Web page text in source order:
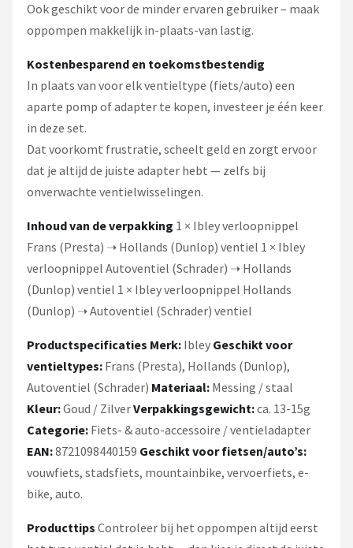
Ook geschikt voor de minder ervaren gebruiker – maak
oppompen makkelijk in-plaats-van lastig.
Kostenbesparend en toekomstbestendig
In plaats van voor elk ventieltype (fiets/auto) een
aparte pomp of adapter te kopen, investeer je één keer
in deze set.
Dat voorkomt frustratie, scheelt geld en zorgt ervoor
dat je altijd de juiste adapter hebt — zelfs bij
onverwachte ventielwisselingen.
Inhoud van de verpakking 1 × Ibley verloopnippel
Frans (Presta) ➝ Hollands (Dunlop) ventiel 1 × Ibley
verloopnippel Autoventiel (Schrader) ➝ Hollands
(Dunlop) ventiel 1 × Ibley verloopnippel Hollands
(Dunlop) ➝ Autoventiel (Schrader) ventiel
Productspecificaties Merk: Ibley Geschikt voor
ventieltypes: Frans (Presta), Hollands (Dunlop),
Autoventiel (Schrader) Materiaal: Messing / staal
Kleur:Goud / ZilverVerpakkingsgewicht:ca. 13-15g
Categorie: Fiets- & auto-accessoire / ventieladapter
EAN:8721098440159 Geschikt voor fietsen/auto’s:
vouwfiets, stadsfiets, mountainbike, vervoerfiets, e-
bike, auto.
Producttips Controleer bij het oppompen altijd eerst